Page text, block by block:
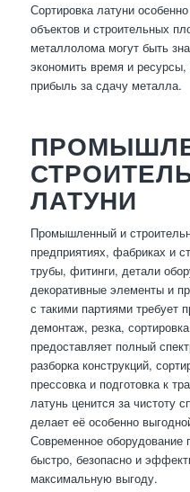
Сортировка латуни
объектов и строительных
металлолома могут быть
экономить время и
прибыль за сдачу металла.
ЛАТУНИ
Промышленный и
предприятиях, фабриках и
трубы, фитинги, детали
декоративные элементы и
с такими партиями требует
демонтаж, резка,
предоставляет полный
разборка конструкций,
прессовка и подготовка к
латунь ценится за чистоту
делает её особенно
Современное оборудование
быстро, безопасно и
максимальную выгоду.